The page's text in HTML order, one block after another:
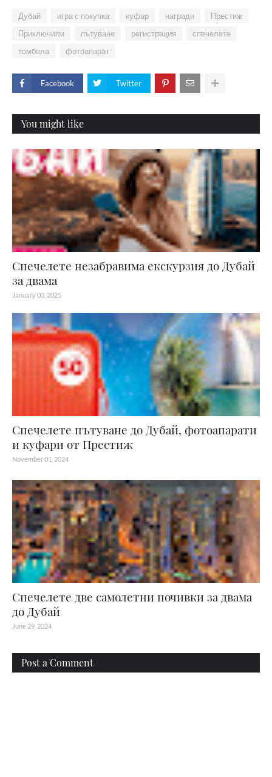
Дубай игра с покупка куфар награди
Престиж
Приключили
пътуване регистрация
спечелете
томбола
фотоапарат
Facebook Twitter
You might like
Спечелете незабравима екскурзия до Дубай
за двама
January 03, 2025
Спечелете пътуване до Дубай, фотоапарати
и куфари от Престиж
November 01, 2024
Спечелете две самолетни почивки за двама
до Дубай
June 29, 2024
Post a Comment